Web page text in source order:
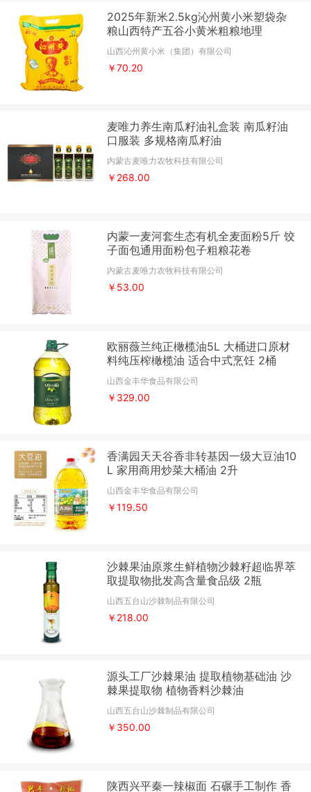
2025年新米2.5kg沁州黄小米塑袋杂
粮山西特产五谷小黄米粗粮地理
山西沁州黄小米（集团）有限公司
￥70.20
麦唯力养生南瓜籽油礼盒装 南瓜籽油
口服装 多规格南瓜籽油
内蒙古麦唯力农牧科技有限公司
￥268.00
内蒙一麦河套生态有机全麦面粉5斤 饺
子面包通用面粉包子粗粮花卷
内蒙古麦唯力农牧科技有限公司
￥53.00
欧丽薇兰纯正橄榄油5L 大桶进口原材
料纯压榨橄榄油 适合中式烹饪 2桶
山西金丰华食品有限公司
￥329.00
香满园天天谷香非转基因一级大豆油10
L 家用商用炒菜大桶油 2升
山西金丰华食品有限公司
￥119.50
沙棘果油原浆生鲜植物沙棘籽超临界萃
取提取物批发高含量食品级 2瓶
山西五台山沙棘制品有限公司
￥218.00
源头工厂沙棘果油 提取植物基础油 沙
棘果提取物 植物香料沙棘油
山西五台山沙棘制品有限公司
￥350.00
陕西兴平秦一辣椒面 石碾手工制作 香